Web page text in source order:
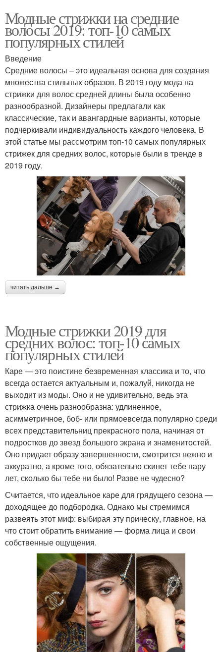
Модные стрижки на средние
волосы 2019: топ-10 самых
популярных стилей
Введение
Средние волосы – это идеальная основа для создания
множества стильных образов. В 2019 году мода на
стрижки для волос средней длины была особенно
разнообразной. Дизайнеры предлагали как
классические, так и авангардные варианты, которые
подчеркивали индивидуальность каждого человека. В
этой статье мы рассмотрим топ-10 самых популярных
стрижек для средних волос, которые были в тренде в
2019 году.
читать дальше →
Модные стрижки 2019 для
средних волос: топ-10 самых
популярных стилей
Каре — это поистине безвременная классика и то, что
всегда остается актуальным и, пожалуй, никогда не
выходит из моды. Оно и не удивительно, ведь эта
стрижка очень разнообразна: удлиненное,
асимметричное, боб- или прямоевсегда популярно среди
всех представительниц прекрасного пола, начиная от
подростков до звезд большого экрана и знаменитостей.
Оно придает образу завершенности, смотрится нежно и
аккуратно, а кроме того, обязательно скинет тебе пару
лет, сколько бы тебе ни было! Разве не чудесно?
Считается, что идеальное каре для грядущего сезона —
доходящее до подбородка. Однако мы стремимся
развеять этот миф: выбирая эту прическу, главное, на
что стоит обратить внимание — форма лица и свои
собственные ощущения.